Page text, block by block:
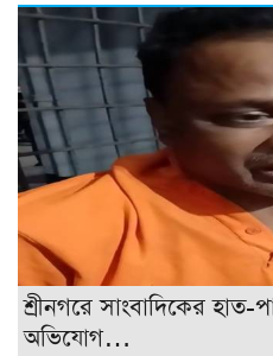
শ্রীনগরে সাংবাদিকের হাত-
অভিযোগ…